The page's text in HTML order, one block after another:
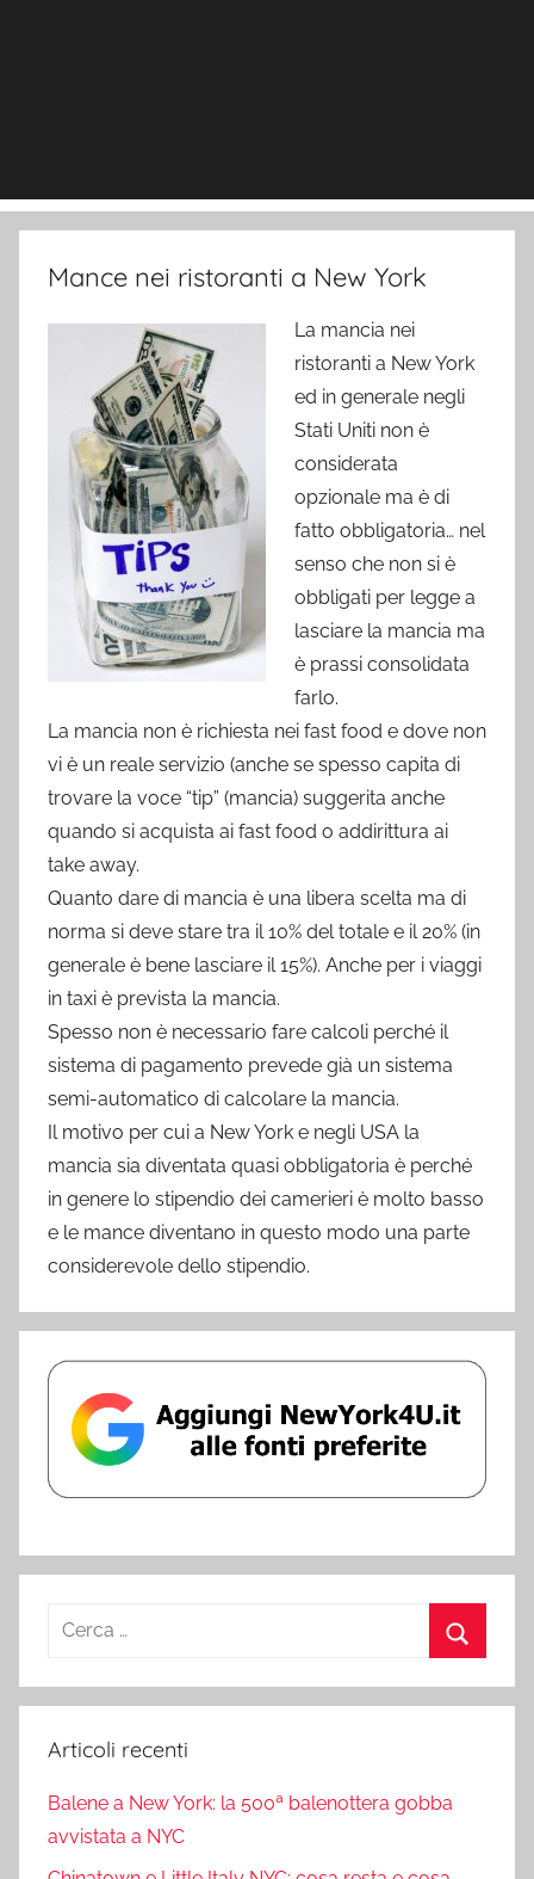
Mance nei ristoranti a New York
La mancia nei
ristoranti a New York
ed in generale negli
Stati Uniti non è
considerata
opzionale ma è di
fatto obbligatoria… nel
senso che non si è
obbligati per legge a
lasciare la mancia ma
è prassi consolidata
farlo.
La mancia non è richiesta nei fast food e dove non
vi è un reale servizio (anche se spesso capita di
trovare la voce “tip” (mancia) suggerita anche
quando si acquista ai fast food o addirittura ai
take away.
Quanto dare di mancia è una libera scelta ma di
norma si deve stare tra il 10% del totale e il 20% (in
generale è bene lasciare il 15%). Anche per i viaggi
in taxi è prevista la mancia.
Spesso non è necessario fare calcoli perché il
sistema di pagamento prevede già un sistema
semi-automatico di calcolare la mancia.
Il motivo per cui a New York e negli USA la
mancia sia diventata quasi obbligatoria è perché
in genere lo stipendio dei camerieri è molto basso
e le mance diventano in questo modo una parte
considerevole dello stipendio.
Ricerca
Articoli recenti
Balene a New York: la 500ª balenottera gobba
avvistata a NYC